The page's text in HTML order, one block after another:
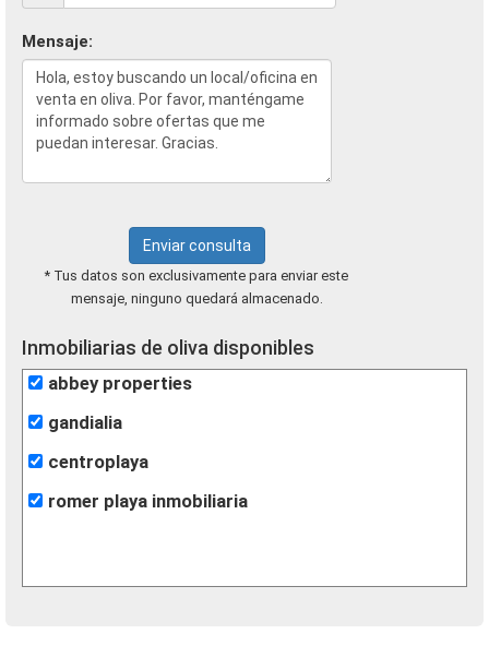
Mensaje:
Enviar consulta
* Tus datos son exclusivamente para enviar este
mensaje, ninguno quedará almacenado.
Inmobiliarias de oliva disponibles
abbey properties
gandialia
centroplaya
romer playa inmobiliaria